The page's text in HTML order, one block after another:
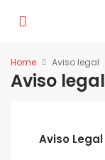
Home Aviso legal
Aviso legal
Aviso Legal